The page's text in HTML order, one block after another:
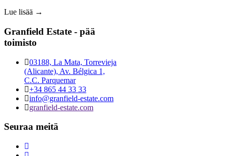
Lue lisää →
Granfield Estate - pää
toimisto
03188, La Mata, Torrevieja
(Alicante), Av. Bélgica 1,
C.C. Parquemar
+34 865 44 33 33
info@granfield-estate.com
granfield-estate.com
Seuraa meitä